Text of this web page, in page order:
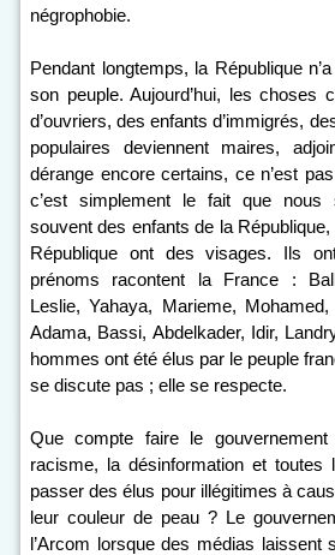
négrophobie.
Pendant longtemps, la République
son peuple. Aujourd’hui, les choses
d’ouvriers, des enfants d’immigrés,
populaires deviennent maires,
dérange encore certains, ce n’est
c’est simplement le fait que
souvent des enfants de la
République ont des visages. Ils
prénoms racontent la France :
Leslie, Yahaya, Marieme,
Adama, Bassi, Abdelkader, Idir,
hommes ont été élus par le peuple
se discute pas ; elle se respecte.
Que compte faire le
racisme, la désinformation et toutes
passer des élus pour illégitimes à
leur couleur de peau ? Le
l’Arcom lorsque des médias laissent